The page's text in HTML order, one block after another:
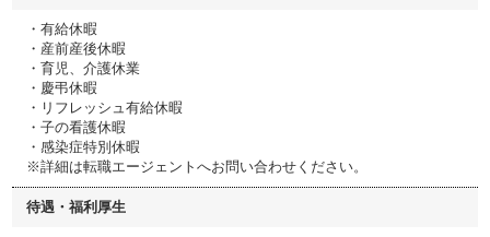
・有給休暇
・産前産後休暇
・育児、介護休業
・慶弔休暇
・リフレッシュ有給休暇
・子の看護休暇
・感染症特別休暇
※詳細は転職エージェントへお問い合わせください。
待遇・福利厚生